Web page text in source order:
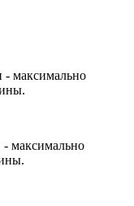
- максимально
- максимально